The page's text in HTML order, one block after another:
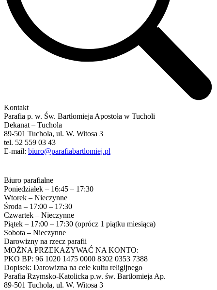
Kontakt
Parafia p. w. Św. Bartłomieja Apostoła w Tucholi
Dekanat – Tuchola
89-501 Tuchola, ul. W. Witosa 3
tel. 52 559 03 43
E-mail: biuro@parafiabartlomiej.pl
Biuro parafialne
Poniedziałek – 16:45 – 17:30
Wtorek – Nieczynne
Środa – 17:00 – 17:30
Czwartek – Nieczynne
Piątek – 17:00 – 17:30 (oprócz 1 piątku miesiąca)
Sobota – Nieczynne
Darowizny na rzecz parafii
MOŻNA PRZEKAZYWAĆ NA KONTO:
PKO BP: 96 1020 1475 0000 8302 0353 7388
Dopisek: Darowizna na cele kultu religijnego
Parafia Rzymsko-Katolicka p.w. św. Bartłomieja Ap.
89-501 Tuchola, ul. W. Witosa 3